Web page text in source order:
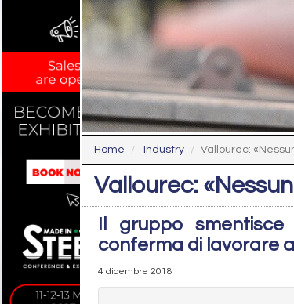
Home Industry Vallourec:
Vallourec:
Il gruppo
conferma di lavorare
4 dicembre 2018